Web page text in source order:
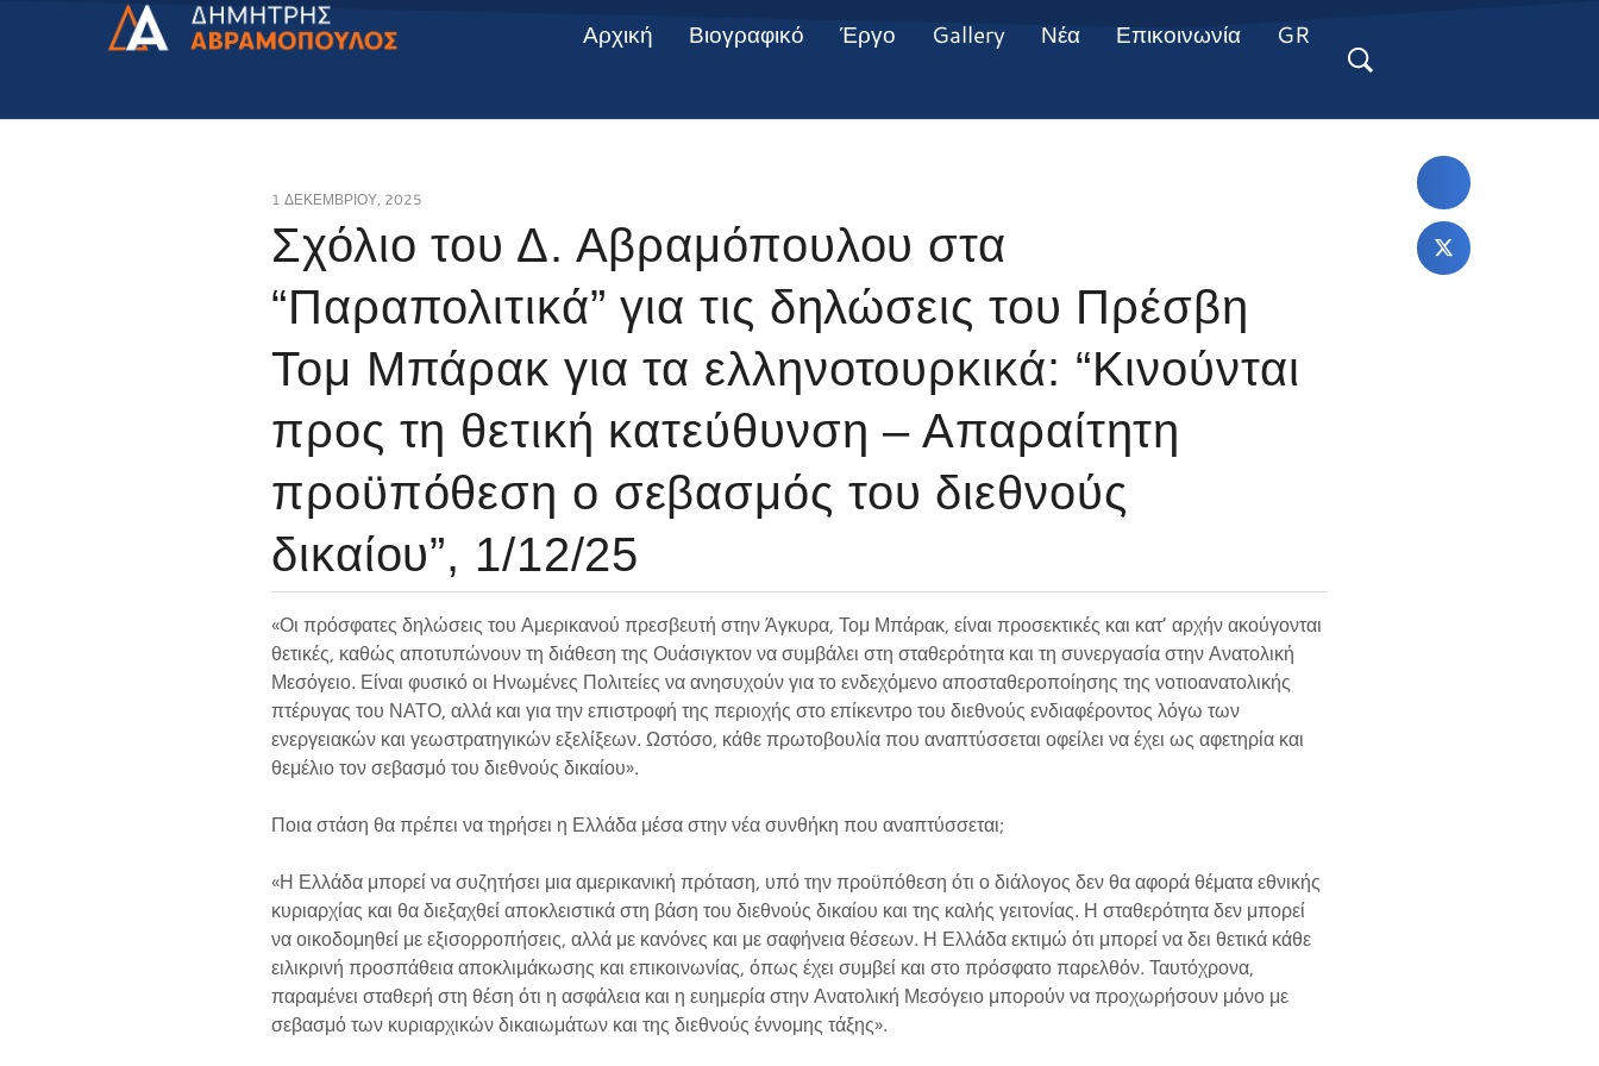
Αρχική Βιογραφικό Έργο Gallery Νέα Επικοινωνία GR
1 ΔΕΚΕΜΒΡΊΟΥ, 2025
Σχόλιο του Δ. Αβραμόπουλου στα
“Παραπολιτικά” για τις δηλώσεις του Πρέσβη
Τομ Μπάρακ για τα ελληνοτουρκικά: “Κινούνται
προς τη θετική κατεύθυνση – Απαραίτητη
προϋπόθεση ο σεβασμός του διεθνούς
δικαίου”, 1/12/25
«Οι πρόσφατες δηλώσεις του Αμερικανού πρεσβευτή στην Άγκυρα, Τομ Μπάρακ, είναι προσεκτικές και κατ’ αρχήν ακούγονται
θετικές, καθώς αποτυπώνουν τη διάθεση της Ουάσιγκτον να συμβάλει στη σταθερότητα και τη συνεργασία στην Ανατολική
Μεσόγειο. Είναι φυσικό οι Ηνωμένες Πολιτείες να ανησυχούν για το ενδεχόμενο αποσταθεροποίησης της νοτιοανατολικής
πτέρυγας του ΝΑΤΟ, αλλά και για την επιστροφή της περιοχής στο επίκεντρο του διεθνούς ενδιαφέροντος λόγω των
ενεργειακών και γεωστρατηγικών εξελίξεων. Ωστόσο, κάθε πρωτοβουλία που αναπτύσσεται οφείλει να έχει ως αφετηρία και
θεμέλιο τον σεβασμό του διεθνούς δικαίου».
Ποια στάση θα πρέπει να τηρήσει η Ελλάδα μέσα στην νέα συνθήκη που αναπτύσσεται;
«Η Ελλάδα μπορεί να συζητήσει μια αμερικανική πρόταση, υπό την προϋπόθεση ότι ο διάλογος δεν θα αφορά θέματα εθνικής
κυριαρχίας και θα διεξαχθεί αποκλειστικά στη βάση του διεθνούς δικαίου και της καλής γειτονίας. Η σταθερότητα δεν μπορεί
να οικοδομηθεί με εξισορροπήσεις, αλλά με κανόνες και με σαφήνεια θέσεων. Η Ελλάδα εκτιμώ ότι μπορεί να δει θετικά κάθε
ειλικρινή προσπάθεια αποκλιμάκωσης και επικοινωνίας, όπως έχει συμβεί και στο πρόσφατο παρελθόν. Ταυτόχρονα,
παραμένει σταθερή στη θέση ότι η ασφάλεια και η ευημερία στην Ανατολική Μεσόγειο μπορούν να προχωρήσουν μόνο με
σεβασμό των κυριαρχικών δικαιωμάτων και της διεθνούς έννομης τάξης».